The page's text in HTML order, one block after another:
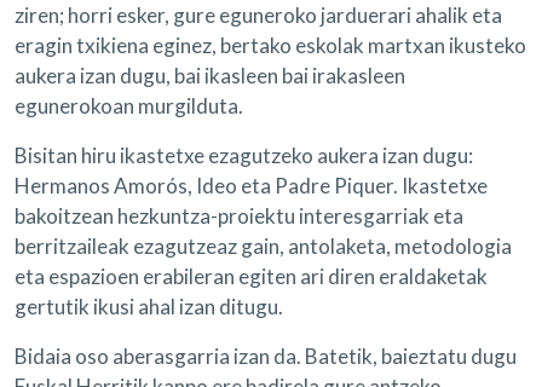
ziren; horri esker, gure eguneroko jarduerari ahalik eta
eragin txikiena eginez, bertako eskolak martxan ikusteko
aukera izan dugu, bai ikasleen bai irakasleen
egunerokoan murgilduta.
Bisitan hiru ikastetxe ezagutzeko aukera izan dugu:
Hermanos Amorós, Ideo eta Padre Piquer. Ikastetxe
bakoitzean hezkuntza-proiektu interesgarriak eta
berritzaileak ezagutzeaz gain, antolaketa, metodologia
eta espazioen erabileran egiten ari diren eraldaketak
gertutik ikusi ahal izan ditugu.
Bidaia oso aberasgarria izan da. Batetik, baieztatu dugu